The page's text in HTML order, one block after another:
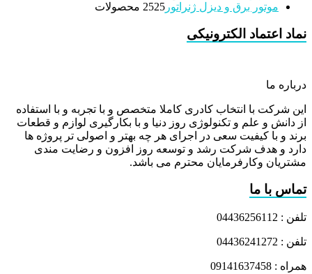
موتور برق و دیزل ژنراتور
2525 محصولات
نماد اعتماد الکترونیکی
درباره ما
این شرکت با انتخاب کادری کاملا متخصص و با تجربه و با استفاده
از دانش و علم و تکنولوژی روز دنیا و با بکارگیری لوازم و قطعات
برند و با کیفیت سعی در اجرای هر چه بهتر و اصولی تر پروژه ها
دارد و هدف شرکت رشد و توسعه روز افزون و رضایت مندی
مشتریان وکارفرمایان محترم می باشد.
تماس با ما
تلفن : 04436256112
تلفن : 04436241272
همراه : 09141637458